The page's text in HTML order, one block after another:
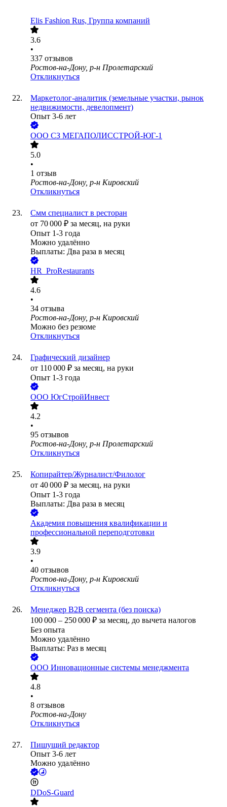
Elis Fashion Rus, Группа компаний
3.6
•
337 отзывов
Ростов-на-Дону, р-н Пролетарский
Откликнуться
Маркетолог-аналитик (земельные участки, рынок
недвижимости, девелопмент)
Опыт 3-6 лет
ООО СЗ МЕГАПОЛИССТРОЙ-ЮГ-1
5.0
•
1 отзыв
Ростов-на-Дону, р-н Кировский
Откликнуться
Смм специалист в ресторан
от 70 000 ₽ за месяц, на руки
Опыт 1-3 года
Можно удалённо
Выплаты: Два раза в месяц
HR_ProRestaurants
4.6
•
34 отзыва
Ростов-на-Дону, р-н Кировский
Можно без резюме
Откликнуться
Графический дизайнер
от 110 000 ₽ за месяц, на руки
Опыт 1-3 года
ООО ЮгСтройИнвест
4.2
•
95 отзывов
Ростов-на-Дону, р-н Пролетарский
Откликнуться
Копирайтер/Журналист/Филолог
от 40 000 ₽ за месяц, на руки
Опыт 1-3 года
Выплаты: Два раза в месяц
Академия повышения квалификации и
профессиональной переподготовки
3.9
•
40 отзывов
Ростов-на-Дону, р-н Кировский
Откликнуться
Менеджер B2B сегмента (без поиска)
100 000 – 250 000 ₽ за месяц, до вычета налогов
Без опыта
Можно удалённо
Выплаты: Раз в месяц
ООО Инновационные системы менеджмента
4.8
•
8 отзывов
Ростов-на-Дону
Откликнуться
Пишущий редактор
Опыт 3-6 лет
Можно удалённо
DDoS-Guard